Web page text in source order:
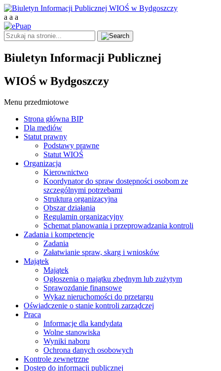
a a a
Biuletyn Informacji Publicznej
WIOŚ w Bydgoszczy
Menu przedmiotowe
Strona główna BIP
Dla mediów
Statut prawny
Podstawy prawne
Statut WIOŚ
Organizacja
Kierownictwo
Koordynator do spraw dostępności osobom ze
szczególnymi potrzebami
Struktura organizacyjna
Obszar działania
Regulamin organizacyjny
Schemat planowania i przeprowadzania kontroli
Zadania i kompetencje
Zadania
Załatwianie spraw, skarg i wniosków
Majątek
Majątek
Ogłoszenia o majątku zbędnym lub zużytym
Sprawozdanie finansowe
Wykaz nieruchomości do przetargu
Oświadczenie o stanie kontroli zarządczej
Praca
Informacje dla kandydata
Wolne stanowiska
Wyniki naboru
Ochrona danych osobowych
Kontrole zewnętrzne
Dostęp do informacji publicznej